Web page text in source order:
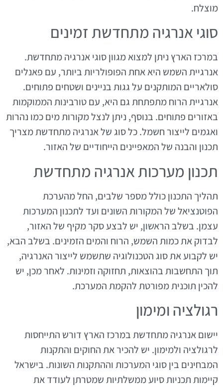
מוצלח.
סוגי אנרגיה מתחדשת זמינים
במרכז הארץ ניתן למצוא מגוון סוגי אנרגיה מתחדשת.
אנרגיית השמש היא אחת הפופולריות ביותר, עם פאנלים
סולאריים המותקנים על גגות בניינים ושטחים פתוחים.
אנרגיית הרוח מתפתחת גם היא, עם טורבינות הממוקמות
באזורים פתוחים. בנוסף, ניתן לנצל מקורות מים כמו נהרות
ואגמים לייצור חשמל. כל סוג של אנרגיה מתחדשת מצריך
תכנון והבנה של המאפיינים הייחודיים של האזור.
תכנון מערכות אנרגיה מתחדשת
תהליך התכנון כולל מספר שלבים, החל מהערכת
הפוטנציאל של המקורות השונים ועד לתכנון המערכות
עצמן. בשלב הראשון, יש לבצע סקר מקיף של האזור,
לבדוק את כמות השמש, הרוח והמים הזמינים. בשלב הבא,
יש לקבוע את סוג הטכנולוגיה שתשמש לייצור האנרגיה,
תוך התחשבות בהוצאות, תחזוקה וזמינות. לאחר מכן, יש
להכין תוכנית מפורטת להקמת המערכת.
רגולציה ומימון
יישום אנרגיה מתחדשת במרכז הארץ דורש התייחסות
לרגולציה ולמימון. יש להכיר את החוקים והתקנות
המבחינים בין סוגי המערכות וההתקנות השונות. בישראל
קיימות תכניות סיוע ממשלתיות שמטרתן לעודד את